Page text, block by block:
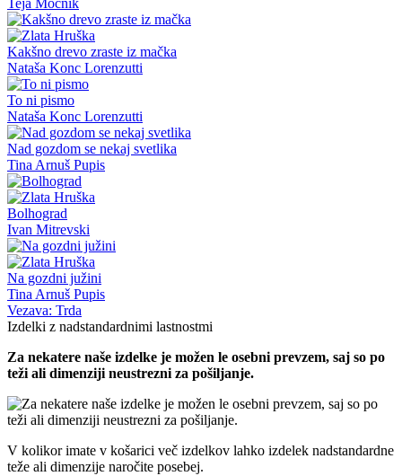
Teja Močnik
Kakšno drevo zraste iz mačka
Nataša Konc Lorenzutti
To ni pismo
Nataša Konc Lorenzutti
Nad gozdom se nekaj svetlika
Tina Arnuš Pupis
Bolhograd
Ivan Mitrevski
Na gozdni južini
Tina Arnuš Pupis
Vezava: Trda
Izdelki z nadstandardnimi lastnostmi
Za nekatere naše izdelke je možen le osebni prevzem, saj so po
teži ali dimenziji neustrezni za pošiljanje.
V kolikor imate v košarici več izdelkov lahko izdelek nadstandardne
teže ali dimenzije naročite posebej.